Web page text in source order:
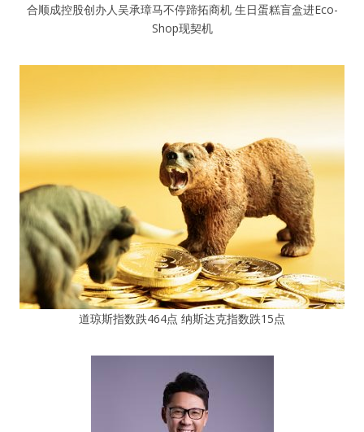
合顺成控股创办人吴承璋马不停蹄拓商机 生日蛋糕盲盒进Eco-
Shop现契机
道琼斯指数跌464点 纳斯达克指数跌15点